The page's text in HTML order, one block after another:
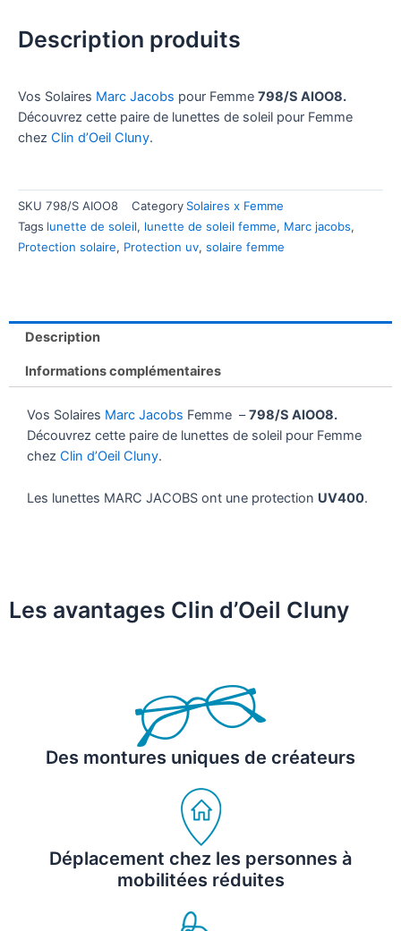
Description produits
Vos Solaires Marc Jacobs pour Femme 798/S AIOO8.
Découvrez cette paire de lunettes de soleil pour Femme
chez Clin d’Oeil Cluny.
SKU 798/S AIOO8 Category Solaires x Femme
Tags lunette de soleil, lunette de soleil femme, Marc jacobs,
Protection solaire, Protection uv, solaire femme
Description
Informations complémentaires
Vos Solaires Marc Jacobs Femme –798/S AIOO8.
Découvrez cette paire de lunettes de soleil pour Femme
chez Clin d’Oeil Cluny.
Les lunettes MARC JACOBS ont une protection UV400.
Les avantages Clin d’Oeil Cluny
Des montures uniques de créateurs
Déplacement chez les personnes à
mobilitées réduites